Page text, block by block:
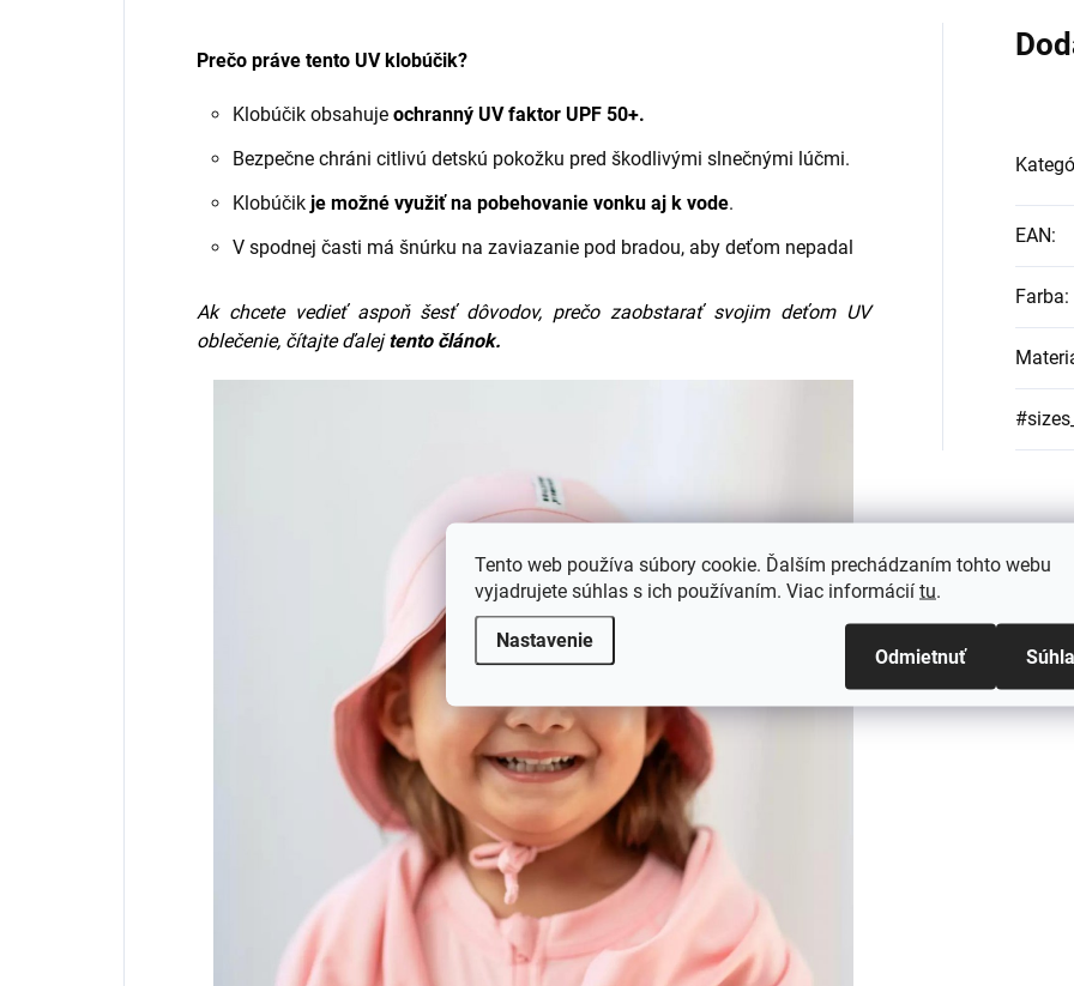
Tento web používa súbory cookie. Ďalším prechádzaním tohto webu
vyjadrujete súhlas s ich používaním. Viac informácií tu.
Nastavenie
Odmietnuť
Prečo práve tento UV klobúčik?
Klobúčik obsahuje ochranný UV faktor UPF 50+.
Bezpečne chráni citlivú detskú pokožku pred škodlivými slnečnými lúčmi.
Klobúčik je možné využiť na pobehovanie vonku aj k vode.
V spodnej časti má šnúrku na zaviazanie pod bradou, aby deťom nepadal
Ak chcete vedieť aspoň šesť dôvodov, prečo zaobstarať svojim deťom UV
oblečenie, čítajte ďalejtento článok.
EAN:
Farba: